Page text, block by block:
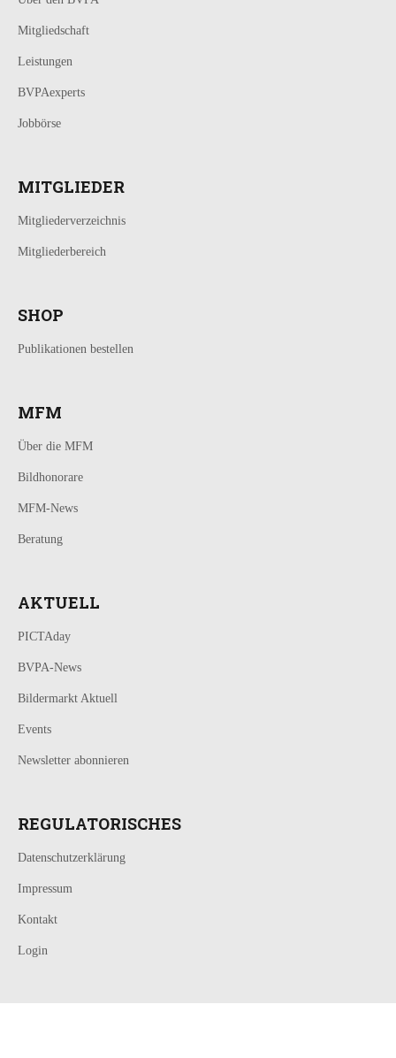
Mitgliedschaft
Leistungen
BVPAexperts
Jobbörse
MITGLIEDER
Mitgliederverzeichnis
Mitgliederbereich
SHOP
Publikationen bestellen
MFM
Über die MFM
Bildhonorare
MFM-News
Beratung
AKTUELL
PICTAday
BVPA-News
Bildermarkt Aktuell
Events
Newsletter abonnieren
REGULATORISCHES
Datenschutzerklärung
Impressum
Kontakt
Login